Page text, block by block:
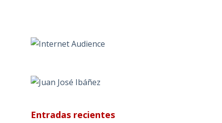
Entradas recientes